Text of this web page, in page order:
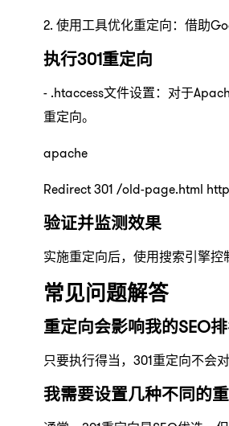
2. 使用工具优化重定向：借助
执行301重定向
- .htaccess文件设置：对于
重定向。
apache
Redirect 301 /old-page.html
验证并监测效果
实施重定向后，使用搜索引擎控
常见问题解答
重定向会影响我的SEO排
只要执行得当，301重定向不会
我需要设置几种不同的重